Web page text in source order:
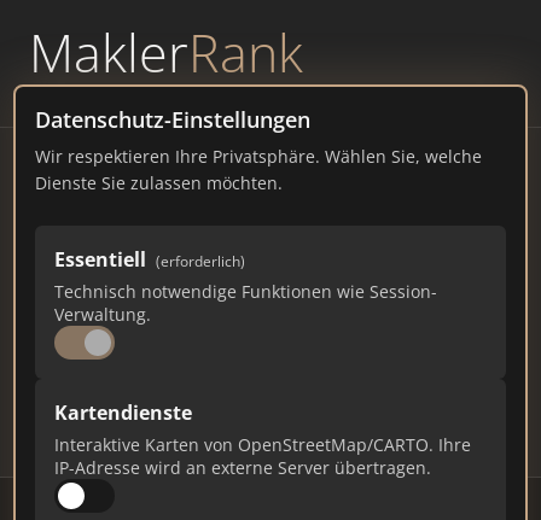
MaklerRank
powered byWAVEPOINT
Datenschutz-Einstellungen
Wir respektieren Ihre Privatsphäre. Wählen Sie, welche
Dienste Sie zulassen möchten.
Essentiell (erforderlich)
Technisch notwendige Funktionen wie Session-
Verwaltung.
Kartendienste
Interaktive Karten von OpenStreetMap/CARTO. Ihre
IP-Adresse wird an externe Server übertragen.
Immobilienmakler
Höslwang – Ranking Juli
2026
BAYERN1.249 EINWOHNER
99
Makler Makler-Keywords